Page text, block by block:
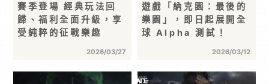
賽季登場 經典玩法回
歸、福利全面升級，享
受純粹的征戰樂趣
2026/03/27
遊戲「納克園：最後的
樂園」，即日起展開全
球 Alpha 測試！
2026/03/12